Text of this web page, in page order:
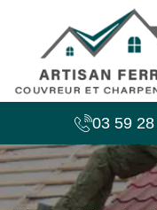
03 59